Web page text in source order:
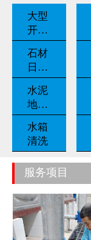
大型
开荒
保洁
石材
日常
养护
水泥
地坪
固化
水箱
清洗
服务项目